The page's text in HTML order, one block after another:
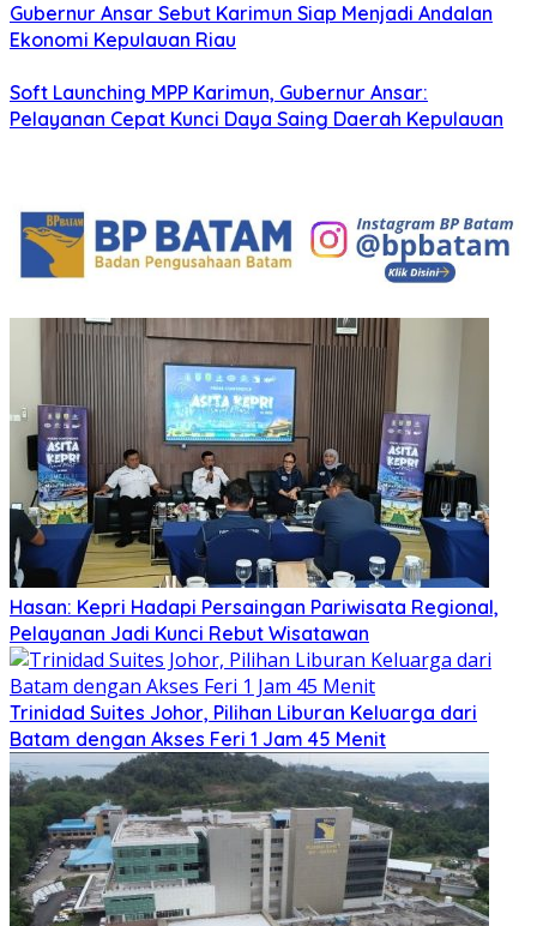
Gubernur Ansar Sebut Karimun Siap Menjadi Andalan
Ekonomi Kepulauan Riau
Soft Launching MPP Karimun, Gubernur Ansar:
Pelayanan Cepat Kunci Daya Saing Daerah Kepulauan
Hasan: Kepri Hadapi Persaingan Pariwisata Regional,
Pelayanan Jadi Kunci Rebut Wisatawan
Trinidad Suites Johor, Pilihan Liburan Keluarga dari
Batam dengan Akses Feri 1 Jam 45 Menit